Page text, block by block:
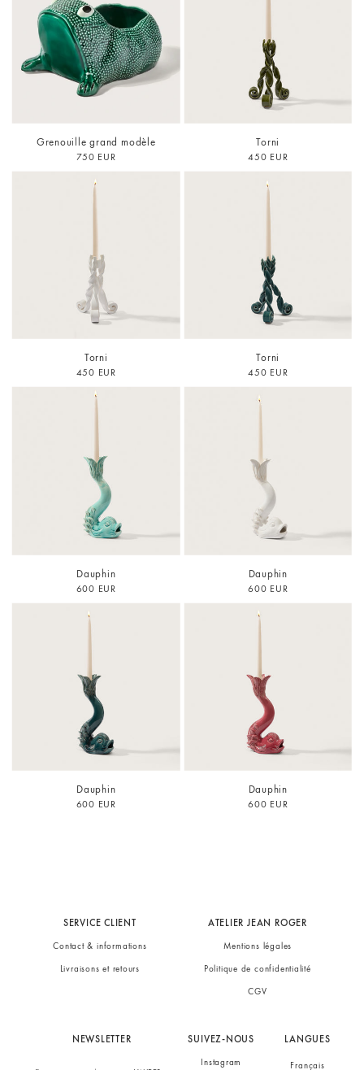
Grenouille grand modèle
750 EUR
Torni
450 EUR
Torni
450 EUR
Torni
450 EUR
Dauphin
600 EUR
Dauphin
600 EUR
Dauphin
600 EUR
Dauphin
600 EUR
SERVICE CLIENT
Contact & informations
Livraisons et retours
ATELIER JEAN ROGER
Mentions légales
Politique de confidentialité
CGV
NEWSLETTER SUIVEZ-NOUS
Instagram
LANGUES
Français